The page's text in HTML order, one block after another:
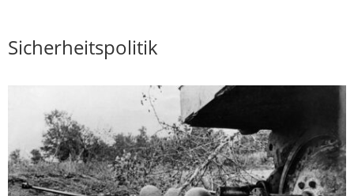
Sicherheitspolitik